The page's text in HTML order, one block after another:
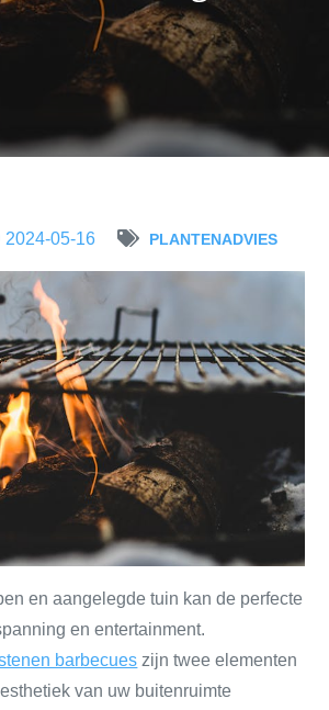
2024-05-16 PLANTENADVIES
en aangelegde tuin kan de perfecte
en entertainment.
barbecues zijn twee elementen
van uw buitenruimte